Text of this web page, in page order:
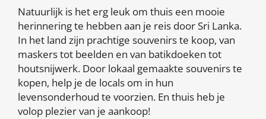
Natuurlijk is het erg leuk om thuis een mooie
herinnering te hebben aan je reis door Sri Lanka.
In het land zijn prachtige souvenirs te koop, van
maskers tot beelden en van batikdoeken tot
houtsnijwerk. Door lokaal gemaakte souvenirs te
kopen, help je de locals om in hun
levensonderhoud te voorzien. En thuis heb je
volop plezier van je aankoop!